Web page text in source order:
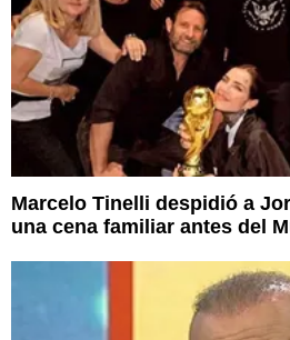
Marcelo Tinelli despidió a
una cena familiar antes del